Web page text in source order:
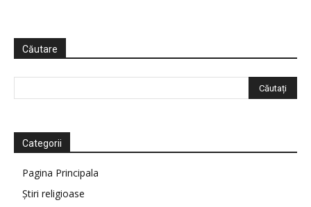
Căutare
Categorii
Pagina Principala
Știri religioase